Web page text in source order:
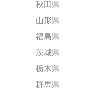
秋田県
山形県
福島県
茨城県
栃木県
群馬県